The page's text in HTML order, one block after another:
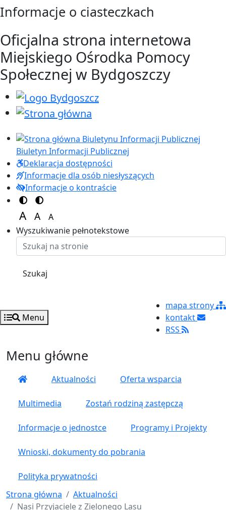
Przejdź do treści
Przejdź do menu
Informacje o ciasteczkach
Oficjalna strona internetowa
Miejskiego Ośrodka Pomocy
Społecznej w Bydgoszczy
Biuletyn Informacji Publicznej
Deklaracja dostępności
Informacje dla osób niesłyszących
Informacje o kontraście
Przełącz na motyw kolorów
Przełącz na motyw wysokiej widoczności
A
Ustaw rozmiar czcionki na 150%
A
Ustaw rozmiar czcionki na 125%
A
Ustaw rozmiar czcionki na 100%
Wyszukiwanie pełnotekstowe
Szukaj
Menu
mapa strony
kontakt
RSS
Menu główne
Aktualności Oferta wsparcia
Multimedia Zostań rodziną zastępczą
Informacje o jednostce Programy i Projekty
Wnioski, dokumenty do pobrania
Polityka prywatności
Strona główna
Aktualności
Nasi Przyjaciele z Zielonego Lasu